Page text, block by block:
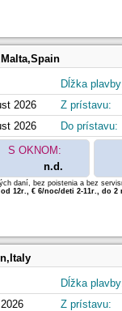
2026
2026
Dĺžka
Z prístavu:
Do prístavu:
S OKNOM:
n.d.
daní, bez poistenia a bez
12r., € 6/noc/deti 2-11r., do 2
Dĺžka
Z prístavu: